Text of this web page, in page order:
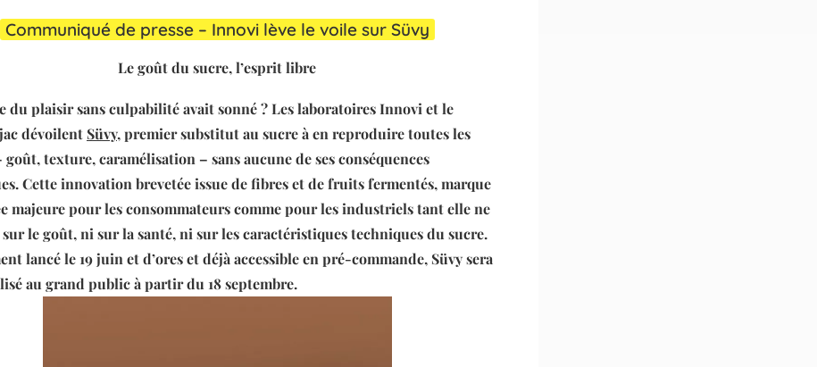
Communiqué de presse – Innovi lève le voile sur Süvy
Le goût du sucre, l’esprit libre
du plaisir sans culpabilité avait sonné ? Les laboratoires Innovi et le
dévoilent Süvy, premier substitut au sucre à en reproduire toutes les
texture, caramélisation – sans aucune de ses conséquences
Cette innovation brevetée issue de fibres et de fruits fermentés, marque
majeure pour les consommateurs comme pour les industriels tant elle ne
le goût, ni sur la santé, ni sur les caractéristiques techniques du sucre.
lancé le 19 juin et d’ores et déjà accessible en pré-commande, Süvy sera
au grand public à partir du 18 septembre.